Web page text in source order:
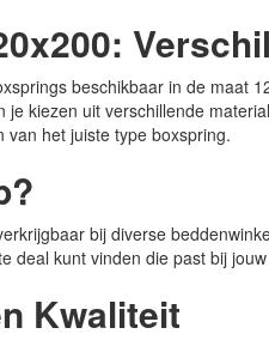
beschikbaar in de maat
je kiezen uit verschillende
het juiste type boxspring.
bij diverse
deal kunt vinden die past bij
Kwaliteit